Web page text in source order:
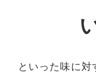
といった味に対